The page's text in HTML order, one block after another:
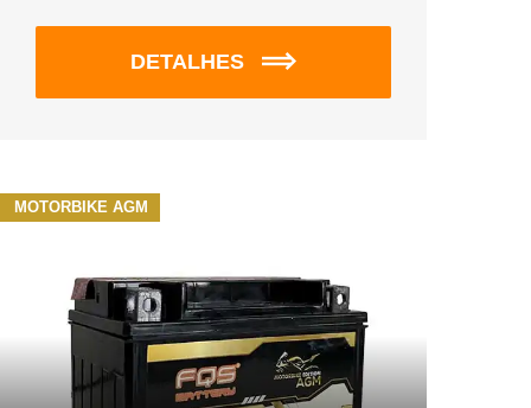
DETALHES
MOTORBIKE AGM